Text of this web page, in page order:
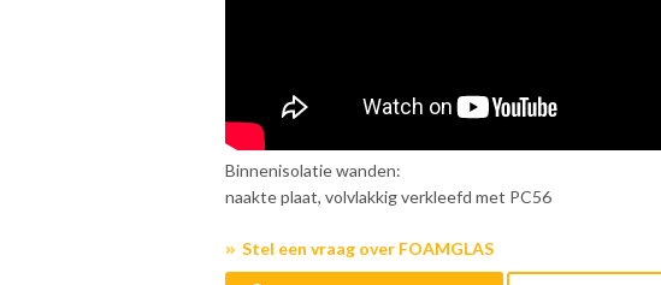
Binnenisolatie wanden:
naakte plaat, volvlakkig verkleefd met PC56
Stel een vraag over FOAMGLAS